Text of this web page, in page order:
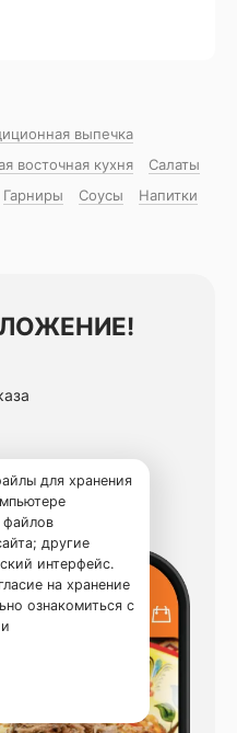
выпечка
восточная куxня
Салаты
Гарниры Соусы
Напитки
для хранения
файлов
другие
интерфейс.
на хранение
ознакомиться с
и